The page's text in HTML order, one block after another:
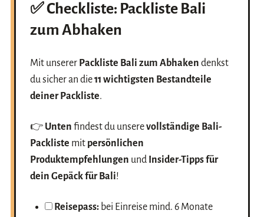
✅ Checkliste: Packliste Bali
zum Abhaken
Mit unserer Packliste Bali zum Abhaken denkst
du sicher an die11 wichtigsten Bestandteile
deiner Packliste.
👉 Unten findest du unserevollständige Bali-
Packliste mit persönlichen
Produktempfehlungen und Insider-Tipps für
dein Gepäck für Bali!
Reisepass: bei Einreise mind. 6 Monate